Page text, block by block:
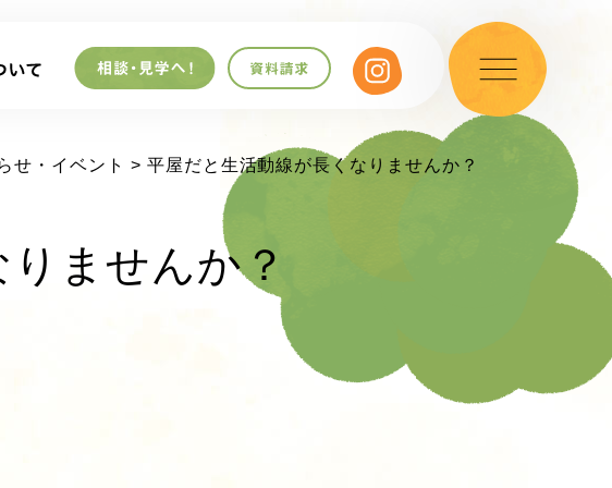
せ・イベント > 平屋だと生活動線が長くなりませんか？
ませんか？